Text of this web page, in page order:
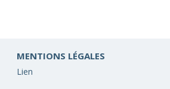
MENTIONS LÉGALES
Lien